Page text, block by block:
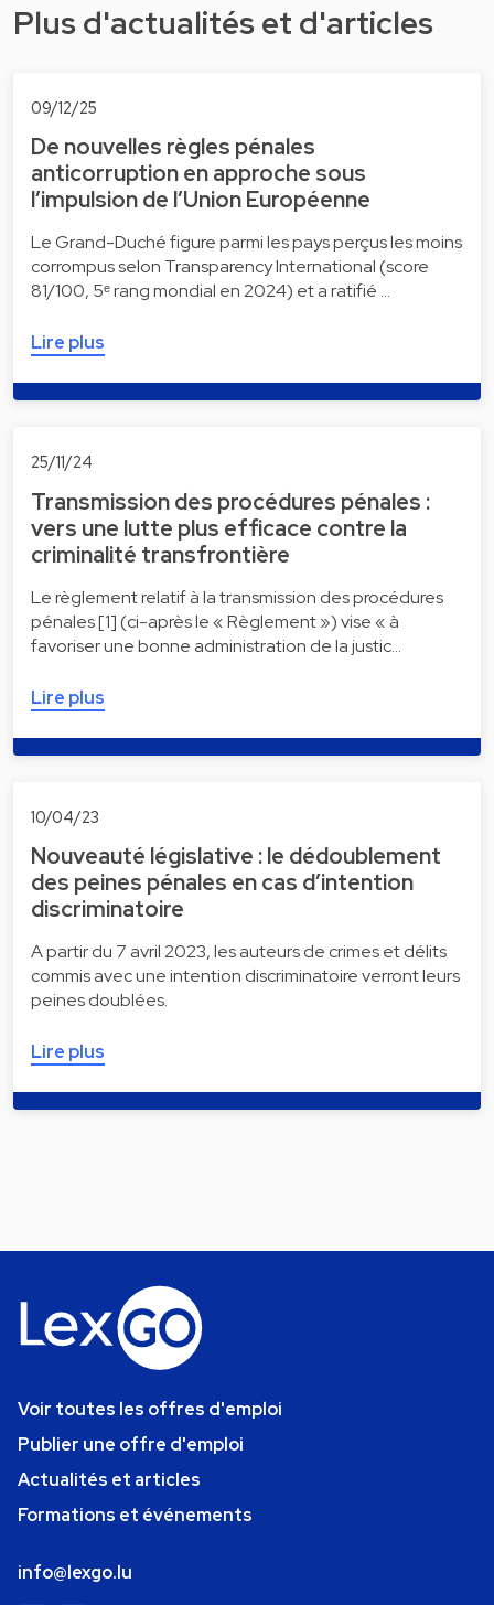
Plus d'actualités et d'articles
09/12/25
De nouvelles règles pénales
anticorruption en approche sous
l’impulsion de l’Union Européenne
Le Grand-Duché figure parmi les pays perçus les moins
corrompus selon Transparency International (score
81/100, 5ᵉ rang mondial en 2024) et a ratifié …
Lire plus
25/11/24
Transmission des procédures pénales :
vers une lutte plus efficace contre la
criminalité transfrontière
Le règlement relatif à la transmission des procédures
pénales [1] (ci-après le « Règlement ») vise « à
favoriser une bonne administration de la justic…
Lire plus
10/04/23
Nouveauté législative : le dédoublement
des peines pénales en cas d’intention
discriminatoire
A partir du 7 avril 2023, les auteurs de crimes et délits
commis avec une intention discriminatoire verront leurs
peines doublées.
Lire plus
Voir toutes les offres d'emploi
Publier une offre d'emploi
Actualités et articles
Formations et événements
info@lexgo.lu